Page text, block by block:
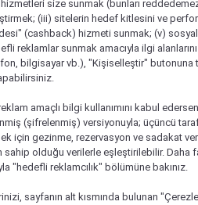
size sunmak (bunları
(iii) sitelerin hedef kitlesini ve
(cashback) hizmeti sunmak; (v)
reklamlar sunmak amacıyla ilgi
bilgisayar vb.), "Kişiselleştir" butonuna
amaçlı bilgi kullanımını kabul
(şifrelenmiş) versiyonuyla; üçüncü
için gezinme, rezervasyon ve sadakat
sahip olduğu verilerle eşleştirilebilir. Daha
"hedefli reklamcılık" bölümüne bakınız.
sayfanın alt kısmında bulunan